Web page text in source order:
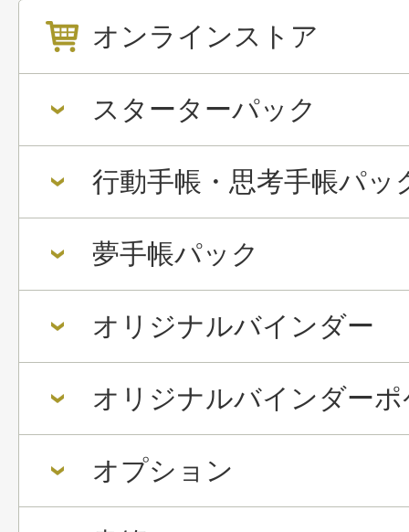
オンラインストア
スターターパック
行動手帳・思考手帳パッ
夢手帳パック
オリジナルバインダー
オリジナルバインダー
オプション